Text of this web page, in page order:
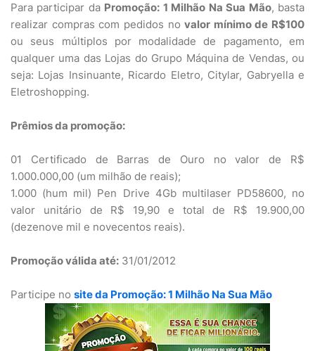
Para participar da Promoção: 1 Milhão Na Sua Mão, basta
realizar compras com pedidos novalor mínimo de R$100
ou seus múltiplos por modalidade de pagamento, em
qualquer uma das Lojas do Grupo Máquina de Vendas, ou
seja: Lojas Insinuante, Ricardo Eletro, Citylar, Gabryella e
Eletroshopping.
Prêmios da promoção:
01 Certificado de Barras de Ouro no valor de R$
1.000.000,00 (um milhão de reais);
1.000 (hum mil) Pen Drive 4Gb multilaser PD58600, no
valor unitário de R$ 19,90 e total de R$ 19.900,00
(dezenove mil e novecentos reais).
Promoção válida até: 31/01/2012
Participe no site da Promoção: 1 Milhão Na Sua Mão